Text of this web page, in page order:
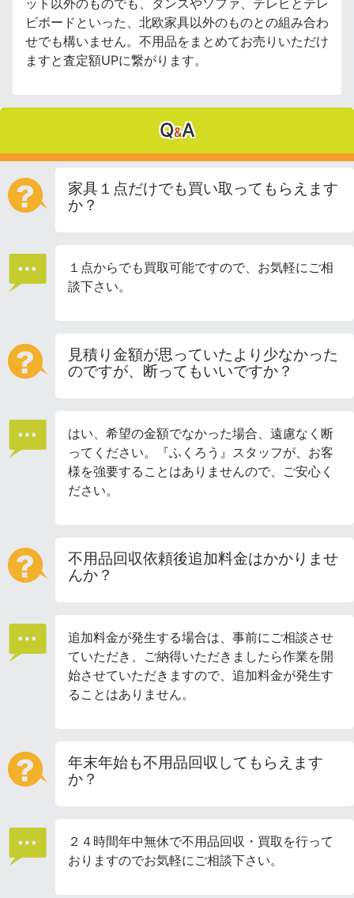
ット以外のものでも、タンスやソファ、テレビとテレ
ビボードといった、北欧家具以外のものとの組み合わ
せでも構いません。不用品をまとめてお売りいただけ
ますと査定額UPに繋がります。
Q&A
家具１点だけでも買い取ってもらえます
か？
１点からでも買取可能ですので、お気軽にご相
談下さい。
見積り金額が思っていたより少なかった
のですが、断ってもいいですか？
はい、希望の金額でなかった場合、遠慮なく断
ってください。『ふくろう』スタッフが、お客
様を強要することはありませんので、ご安心く
ださい。
不用品回収依頼後追加料金はかかりませ
んか？
追加料金が発生する場合は、事前にご相談させ
ていただき、ご納得いただきましたら作業を開
始させていただきますので、追加料金が発生す
ることはありません。
年末年始も不用品回収してもらえます
か？
２４時間年中無休で不用品回収・買取を行って
おりますのでお気軽にご相談下さい。